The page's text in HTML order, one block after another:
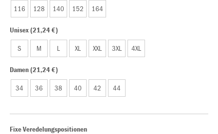
116 128 140 152 164
Unisex (21,24 €)
S M L XL XXL 3XL 4XL
Damen (21,24 €)
34 36 38 40 42 44
Fixe Veredelungspositionen